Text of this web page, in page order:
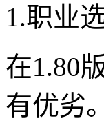
1.职业
在1.80
有优劣